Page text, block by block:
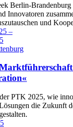
Berlin-Brandenburg
Innovatoren
und
–
PTK 2025, wie
die Zukunft